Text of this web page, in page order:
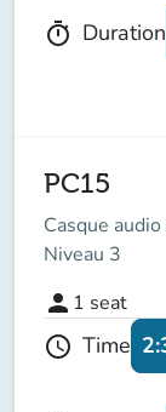
timer Duration
PC15
Casque
Niveau 3
person 1 seat
schedule Time